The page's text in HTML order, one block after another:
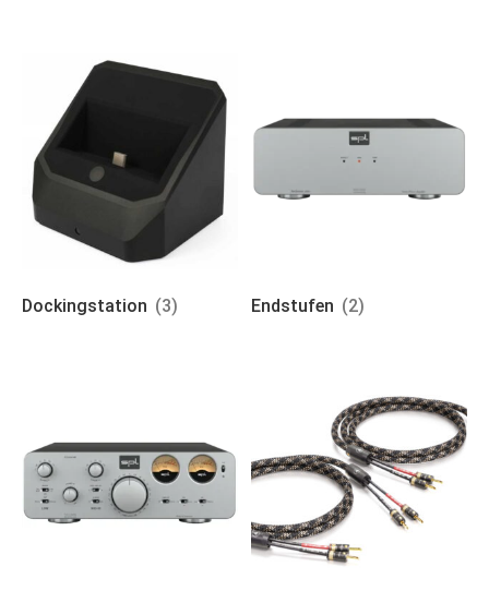
Dockingstation (3) Endstufen (2)